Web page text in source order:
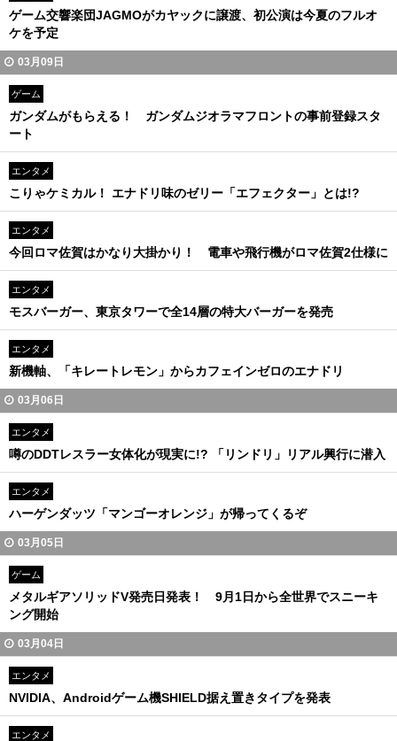
ゲーム交響楽団JAGMOがカヤックに譲渡、初公演は今夏のフルオ
ケを予定
03月09日
ゲーム
ガンダムがもらえる！ ガンダムジオラマフロントの事前登録スタ
ート
エンタメ
こりゃケミカル！ エナドリ味のゼリー「エフェクター」とは!?
エンタメ
今回ロマ佐賀はかなり大掛かり！ 電車や飛行機がロマ佐賀2仕様に
エンタメ
モスバーガー、東京タワーで全14層の特大バーガーを発売
エンタメ
新機軸、「キレートレモン」からカフェインゼロのエナドリ
03月06日
エンタメ
噂のDDTレスラー女体化が現実に!? 「リンドリ」リアル興行に潜入
エンタメ
ハーゲンダッツ「マンゴーオレンジ」が帰ってくるぞ
03月05日
ゲーム
メタルギアソリッドV発売日発表！ 9月1日から全世界でスニーキ
ング開始
03月04日
エンタメ
NVIDIA、Androidゲーム機SHIELD据え置きタイプを発表
エンタメ